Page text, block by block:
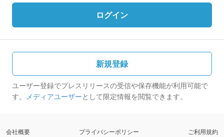
ログイン
新規登録
ユーザー登録でプレスリリースの受信や保存機能が利用可能で
す。 メディアユーザーとして限定情報を閲覧できます。
会社概要 プライバシーポリシー
ご利用規約